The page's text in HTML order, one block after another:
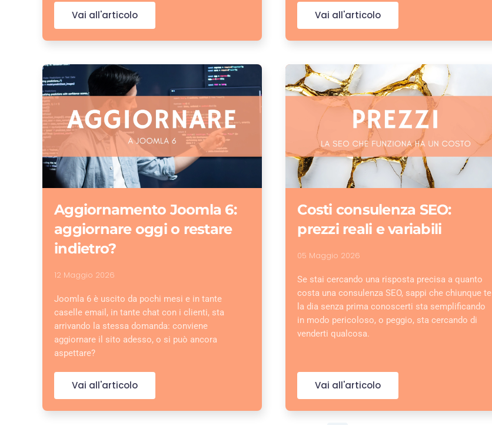
Vai all'articolo Vai all'articolo
Aggiornamento Joomla 6:
aggiornare oggi o restare
indietro?
12 Maggio 2026
Joomla 6 è uscito da pochi mesi e in tante
caselle email, in tante chat con i clienti, sta
arrivando la stessa domanda: conviene
aggiornare il sito adesso, o si può ancora
aspettare?
Vai all'articolo
Costi consulenza SEO:
prezzi reali e variabili
05 Maggio 2026
Se stai cercando una risposta precisa a quanto
costa una consulenza SEO, sappi che chiunque te
la dia senza prima conoscerti sta semplificando
in modo pericoloso, o peggio, sta cercando di
venderti qualcosa.
Vai all'articolo